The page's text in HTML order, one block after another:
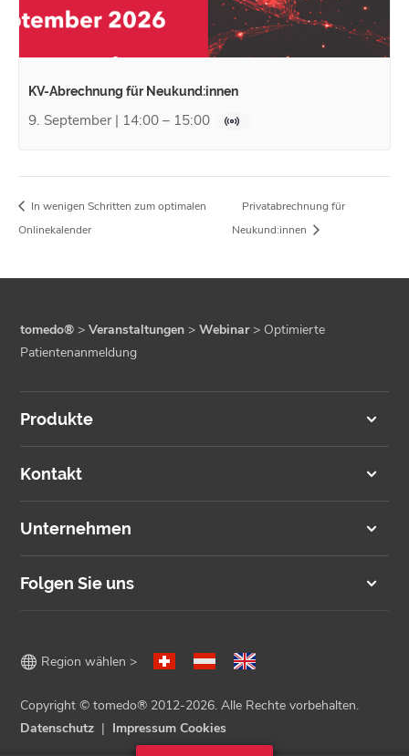
KV-Abrechnung für Neukund:innen
9. September | 14:00 – 15:00
In wenigen Schritten zum optimalen
Onlinekalender
Privatabrechnung für
Neukund:innen
tomedo® >Veranstaltungen >Webinar> Optimierte
Patientenanmeldung
Produkte
Kontakt
Unternehmen
Folgen Sie uns
 Region wählen >
Copyright © tomedo® 2012-2026. Alle Rechte vorbehalten.
Datenschutz
Impressum Cookies